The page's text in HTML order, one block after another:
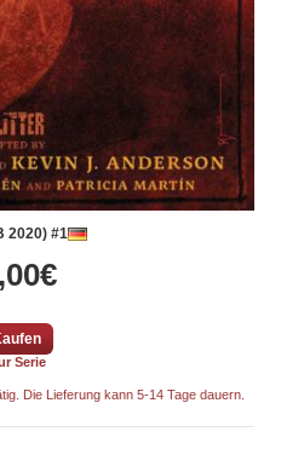
2020) #1
Serie
Die Lieferung kann 5-14 Tage dauern.